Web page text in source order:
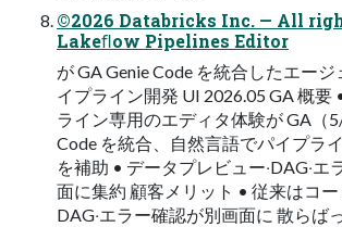
©2026 Databricks Inc. — All
Lakeﬂow Pipelines Editor
が GA Genie Code を統合したエー
イプライン開発 UI 2026.05 GA 概要
ライン専⽤のエディタ体験が GA（
Code を統合、⾃然⾔語でパイプラ
を補助 • データプレビュー‧DAG‧エ
⾯に集約 顧客メリット • 従来はコー
DAG‧エラー確認が別画⾯に 散らば